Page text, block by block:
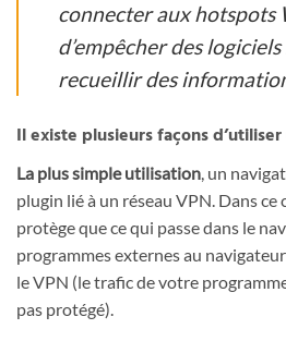
connecter aux hotspots
d’empêcher des
recueillir des
Il existe plusieurs façons
La plus simple utilisation, un
plugin lié à un réseau VPN. Dans ce
protège que ce qui passe dans le
programmes externes au
le VPN (le trafic de votre
pas protégé).